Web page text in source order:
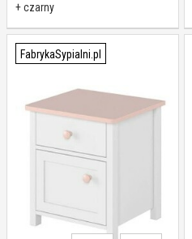
+ czarny
FabrykaSypialni.pl